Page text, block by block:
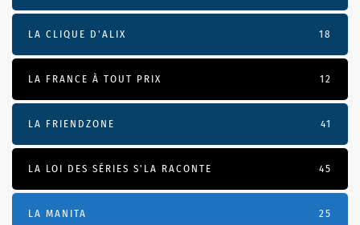
LA CLIQUE D'ALIX 18
LA FRANCE À TOUT PRIX 12
LA FRIENDZONE 41
LA LOI DES SÉRIES S'LA RACONTE 45
LA MANITA 25